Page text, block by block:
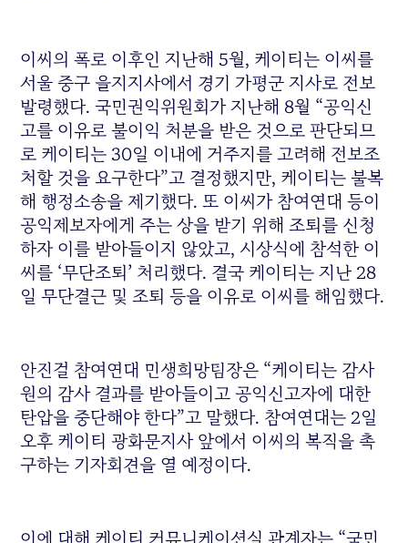
이씨의 폭로 이후인 지난해 5월, 케이티는 이씨를
서울 중구 을지지사에서 경기 가평군 지사로 전보
발령했다. 국민권익위원회가 지난해 8월 “공익신
고를 이유로 불이익 처분을 받은 것으로 판단되므
로 케이티는 30일 이내에 거주지를 고려해 전보조
처할 것을 요구한다”고 결정했지만, 케이티는 불복
해 행정소송을 제기했다. 또 이씨가 참여연대 등이
공익제보자에게 주는 상을 받기 위해 조퇴를 신청
하자 이를 받아들이지 않았고, 시상식에 참석한 이
씨를 ‘무단조퇴’ 처리했다. 결국 케이티는 지난 28
일 무단결근 및 조퇴 등을 이유로 이씨를 해임했다.
안진걸 참여연대 민생희망팀장은 “케이티는 감사
원의 감사 결과를 받아들이고 공익신고자에 대한
탄압을 중단해야 한다”고 말했다. 참여연대는 2일
오후 케이티 광화문지사 앞에서 이씨의 복직을 촉
구하는 기자회견을 열 예정이다.
이에 대해 케이티 커뮤니케이션실 관계자는 “국민